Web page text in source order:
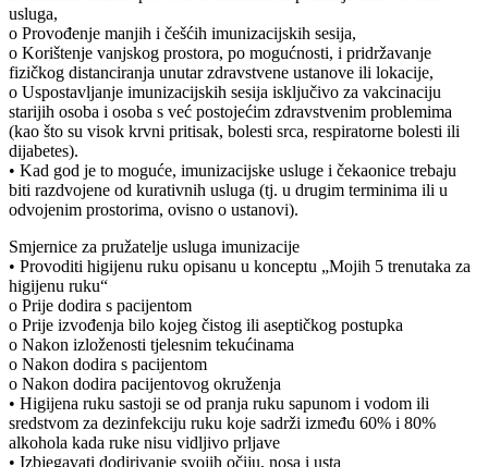
usluga,
o Provođenje manjih i češćih imunizacijskih sesija,
o Korištenje vanjskog prostora, po mogućnosti, i pridržavanje
fizičkog distanciranja unutar zdravstvene ustanove ili lokacije,
o Uspostavljanje imunizacijskih sesija isključivo za vakcinaciju
starijih osoba i osoba s već postojećim zdravstvenim problemima
(kao što su visok krvni pritisak, bolesti srca, respiratorne bolesti ili
dijabetes).
• Kad god je to moguće, imunizacijske usluge i čekaonice trebaju
biti razdvojene od kurativnih usluga (tj. u drugim terminima ili u
odvojenim prostorima, ovisno o ustanovi).
Smjernice za pružatelje usluga imunizacije
• Provoditi higijenu ruku opisanu u konceptu „Mojih 5 trenutaka za
higijenu ruku“
o Prije dodira s pacijentom
o Prije izvođenja bilo kojeg čistog ili aseptičkog postupka
o Nakon izloženosti tjelesnim tekućinama
o Nakon dodira s pacijentom
o Nakon dodira pacijentovog okruženja
• Higijena ruku sastoji se od pranja ruku sapunom i vodom ili
sredstvom za dezinfekciju ruku koje sadrži između 60% i 80%
alkohola kada ruke nisu vidljivo prljave
• Izbjegavati dodirivanje svojih očiju, nosa i usta